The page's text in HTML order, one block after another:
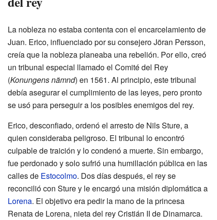
La nobleza no estaba contenta con el encarcelamiento de
Juan. Erico, influenciado por su consejero Jöran Persson,
creía que la nobleza planeaba una rebelión. Por ello, creó
un tribunal especial llamado el Comité del Rey
(Konungens nämnd) en 1561. Al principio, este tribunal
debía asegurar el cumplimiento de las leyes, pero pronto
se usó para perseguir a los posibles enemigos del rey.
Erico, desconfiado, ordenó el arresto de Nils Sture, a
quien consideraba peligroso. El tribunal lo encontró
culpable de traición y lo condenó a muerte. Sin embargo,
fue perdonado y solo sufrió una humillación pública en las
calles de Estocolmo. Dos días después, el rey se
reconcilió con Sture y le encargó una misión diplomática a
Lorena. El objetivo era pedir la mano de la princesa
Renata de Lorena, nieta del rey Cristián II de Dinamarca.